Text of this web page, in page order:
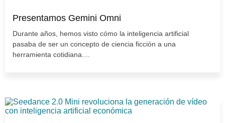
Presentamos Gemini Omni
Durante años, hemos visto cómo la inteligencia artificial
pasaba de ser un concepto de ciencia ficción a una
herramienta cotidiana....